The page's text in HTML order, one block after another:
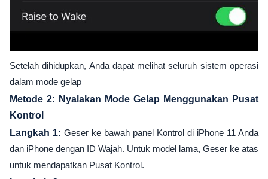
Setelah dihidupkan, Anda dapat melihat seluruh sistem operasi
dalam mode gelap
Metode 2: Nyalakan Mode Gelap Menggunakan Pusat
Kontrol
Langkah 1: Geser ke bawah panel Kontrol di iPhone 11 Anda
dan iPhone dengan ID Wajah. Untuk model lama, Geser ke atas
untuk mendapatkan Pusat Kontrol.